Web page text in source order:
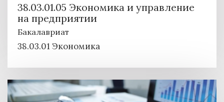
38.03.01.05 Экономика и управление
на предприятии
Бакалавриат
38.03.01 Экономика